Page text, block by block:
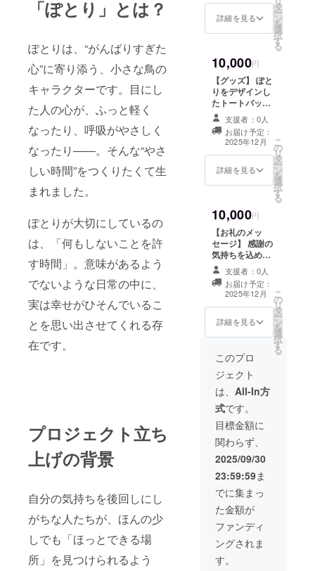
「ぽとり」とは？
ぽとりは、“がんばりすぎた
心”に寄り添う、小さな鳥の
キャラクターです。目にし
た人の心が、ふっと軽く
なったり、呼吸がやさしく
なったり――。そんな“やさ
しい時間”をつくりたくて生
まれました。
ぽとりが大切にしているの
は、「何もしないことを許
す時間」。意味があるよう
でないような日常の中に、
実は幸せがひそんでいるこ
とを思い出させてくれる存
在です。
プロジェクト立ち
上げの背景
自分の気持ちを後回しにし
がちな人たちが、ほんの少
しでも「ほっとできる場
所」を見つけられるよう
円（お礼のメッ
セージ）及び
じ内容になりま
す。
詳細を見る
タ
ー
ン
を
選
択
す
る
10,000円
【グッズ】 ぽと
りをデザインし
たトートバック
を提供します。
（数量：1点）
【詳細】 有機農
法によって作ら
れたオーガニッ
クコットンは、
クコットンで
作ったスタン
ダードなサイズ
のエコバッグ。
便利な内ポケッ
ト付きです。 大
人の魅力を引き
立てる「ぽとり
トートバック
（黒）」で、毎
日のコーディ
ネートに新しい
風を吹き込んで
みませんか。 こ
のトートバッグ
は、シンプルで
ありながらも高
級感漂うデザイ
ンが特徴です。
深みのある黒色
は、カジュアル
なスタイルにも
ビジネスシーン
にもぴったり
マッチし、どこ
へでも持ってい
きたくなる一品
です。 持ち運び
やすい長めのハ
ンドル設計によ
り、肩掛けも
楽々。必要な荷
支援者：0人
お届け予定：
2025年12月
詳細を見る
こ
の
リ
タ
ー
ン
を
選
択
す
る
10,000円
【お礼のメッ
セージ】 感謝の
気持ちを込め
て、お礼のメッ
セージをお送り
します。 ※この
リターンは2000
円（お礼のメッ
セージ）及び
5000円（お礼の
リターンと同じ
内容になりま
す。
支援者：0人
お届け予定：
2025年12月
詳細を見る
こ
の
リ
タ
ー
ン
を
選
択
す
る
このプロ
ジェクト
は、 All-In方
式です。
目標金額に
関わらず、
2025/09/30
23:59:59ま
でに集まっ
た金額が
ファンディ
ングされま
す。